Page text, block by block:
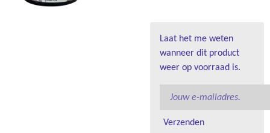
Laat het me weten
wanneer dit product
weer op voorraad is.
Verzenden